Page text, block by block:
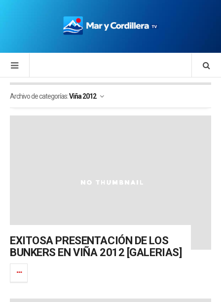
Archivo de categorías:Viña 2012
EXITOSA PRESENTACIÓN DE LOS
BUNKERS EN VIÑA 2012 [GALERIAS]